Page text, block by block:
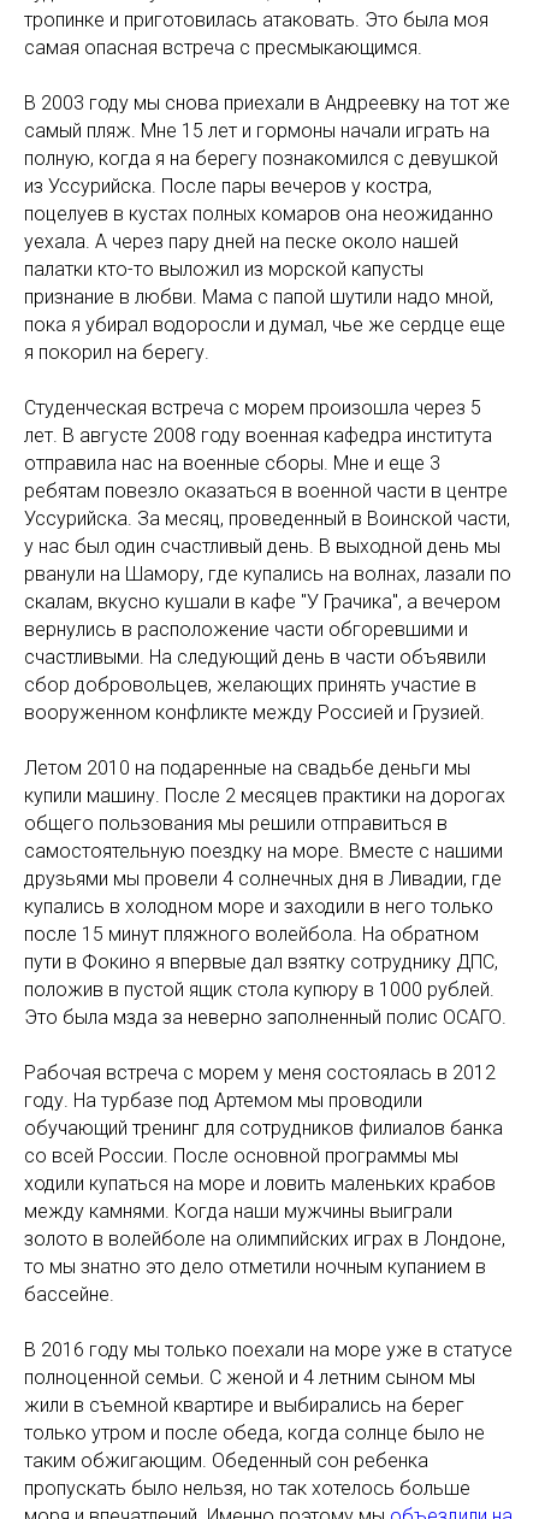
тропинке и приготовилась атаковать. Это была моя
самая опасная встреча с пресмыкающимся.
В 2003 году мы снова приехали в Андреевку на тот же
самый пляж. Мне 15 лет и гормоны начали играть на
полную, когда я на берегу познакомился с девушкой
из Уссурийска. После пары вечеров у костра,
поцелуев в кустах полных комаров она неожиданно
уехала. А через пару дней на песке около нашей
палатки кто-то выложил из морской капусты
признание в любви. Мама с папой шутили надо мной,
пока я убирал водоросли и думал, чье же сердце еще
я покорил на берегу.
Студенческая встреча с морем произошла через 5
лет. В августе 2008 году военная кафедра института
отправила нас на военные сборы. Мне и еще 3
ребятам повезло оказаться в военной части в центре
Уссурийска. За месяц, проведенный в Воинской части,
у нас был один счастливый день. В выходной день мы
рванули на Шамору, где купались на волнах, лазали по
скалам, вкусно кушали в кафе "У Грачика", а вечером
вернулись в расположение части обгоревшими и
счастливыми. На следующий день в части объявили
сбор добровольцев, желающих принять участие в
вооруженном конфликте между Россией и Грузией.
Летом 2010 на подаренные на свадьбе деньги мы
купили машину. После 2 месяцев практики на дорогах
общего пользования мы решили отправиться в
самостоятельную поездку на море. Вместе с нашими
друзьями мы провели 4 солнечных дня в Ливадии, где
купались в холодном море и заходили в него только
после 15 минут пляжного волейбола. На обратном
пути в Фокино я впервые дал взятку сотруднику ДПС,
положив в пустой ящик стола купюру в 1000 рублей.
Это была мзда за неверно заполненный полис ОСАГО.
Рабочая встреча с морем у меня состоялась в 2012
году. На турбазе под Артемом мы проводили
обучающий тренинг для сотрудников филиалов банка
со всей России. После основной программы мы
ходили купаться на море и ловить маленьких крабов
между камнями. Когда наши мужчины выиграли
золото в волейболе на олимпийских играх в Лондоне,
то мы знатно это дело отметили ночным купанием в
бассейне.
В 2016 году мы только поехали на море уже в статусе
полноценной семьи. С женой и 4 летним сыном мы
жили в съемной квартире и выбирались на берег
только утром и после обеда, когда солнце было не
таким обжигающим. Обеденный сон ребенка
пропускать было нельзя, но так хотелось больше